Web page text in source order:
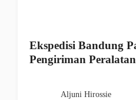
Ekspedisi Bandung
Pengiriman
Aljuni Hirossie